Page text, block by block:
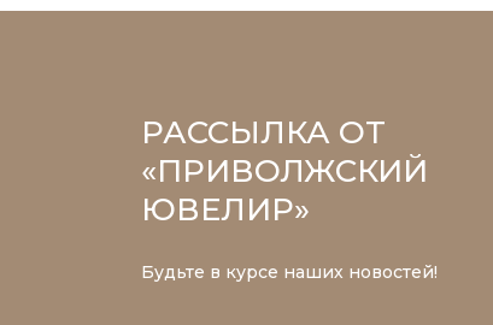
РАССЫЛКА ОТ
«ПРИВОЛЖСКИЙ
ЮВЕЛИР»
Будьте в курсе наших новостей!